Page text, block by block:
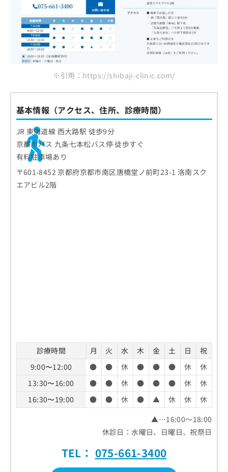
※引用：https://shibaji-clinic.com/
基本情報（アクセス、住所、診療時間）
JR 東海道線 西大路駅 徒歩9分
京都市バス 九条七本松バス停 徒歩すぐ
有料駐車場あり
〒601-8452 京都府京都市南区唐橋堂ノ前町23-1 洛南スク
エアビル2階
診療時間 月 火 水 木 金 土 日
祝
9:00〜12:00
● ● 休 ● ● ● 休
休
13:30〜16:00
● ● 休 ● ● ● 休
休
16:30〜19:00
● ● 休 ● ▲ 休 休
休
▲…16:00～18:00
休診日：水曜日、日曜日、祝祭日
TEL： 075-661-3400